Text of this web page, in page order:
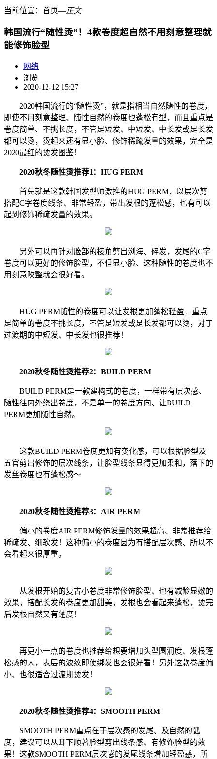
当前位置： 首页―正文
韩国流行“随性烫”！4款卷度超自然不用刻意整理就
能修饰脸型
网络
浏览
2020-12-12 15:27
2020韩国流行的“随性烫”，就是指相当自然随性的卷度，
即使不用刻意整理、随性自然的卷度也蓬松有型，而且重点是
卷度简单、不挑长度，不管是短发、中短发、中长发或是长发
都可以烫，烫起来还有显小脸、修饰稀疏发量的效果，完全是
2020最红的烫发图鉴！
2020秋冬随性烫推荐1：HUG PERM
首先就是这款韩国发型师激推的HUG PERM，以层次剪
搭配C字卷度线条、非常轻盈，带出发根的蓬松感，也有可以
起到修饰稀疏发量的效果。
另外可以再针对脸部的棱角剪出浏海、碎发，发尾的C字
卷度可以更好的修饰脸型，不但显小脸、这种随性的卷度也不
用刻意吹整就会很好看。
HUG PERM随性的卷度可以让发根更加蓬松轻盈，重点
是简单的卷度不挑长度，不管是短发或是长发都可以烫，对于
过渡期的中短发、中长发也很推荐！
2020秋冬随性烫推荐2：BUILD PERM
BUILD PERM是一款建构式的卷度，一样带有层次感、
随性往内外绕出卷度，不是单一的卷度方向、让BUILD
PERM更加随性自然。
这款BUILD PERM卷度更加有变化感，可以根据脸型及
五官剪出修饰的层次线条，让脸型线条显得更加柔和，落下的
发丝卷度也有蓬松感～
2020秋冬随性烫推荐3：AIR PERM
偏小的卷度AIR PERM修饰发量的效果超高、非常推荐给
稀疏发、细软发！这种偏小的卷度因为有搭配层次感、所以不
会看起来很厚重。
从发根开始的复古小卷度非常修饰脸型、也有减龄显嫩的
效果，搭配长发的卷度更加甜美，发根也会看起来蓬松，烫完
后发根自然又有蓬度！
再更小一点的卷度也推荐给想要增加头型圆润度、发根蓬
松感的人，表层的波纹即使绑发也会很好看！另外这款卷度偏
小、也很适合过渡期烫发！
2020秋冬随性烫推荐4：SMOOTH PERM
SMOOTH PERM重点在于层次感的发尾、及自然的弧
度，建议可以从耳下顺著脸型剪出线条感、有修饰脸型的效
果！这款SMOOTH PERM层次感的发尾线条增加轻盈感，所